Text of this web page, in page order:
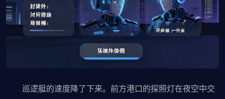
巡逻艇的速度降了下来。前方港口的探照灯在夜空中交